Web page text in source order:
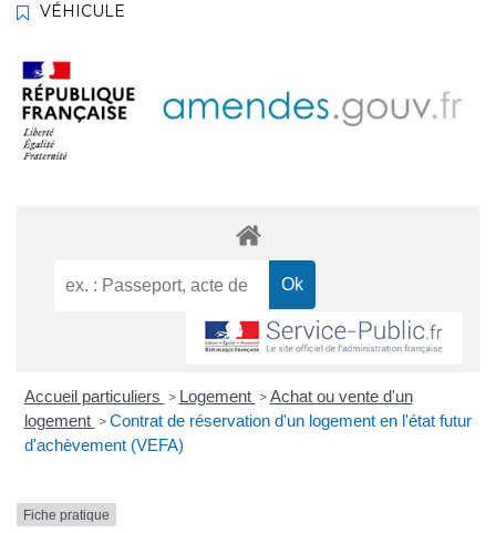
VÉHICULE
Accueil particuliers > Logement > Achat ou vente d'un
logement > Contrat de réservation d'un logement en l'état futur
d'achèvement (VEFA)
Fiche pratique